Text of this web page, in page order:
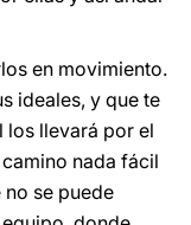
en movimiento.
ideales, y que te
los llevará por el
nada fácil
se puede